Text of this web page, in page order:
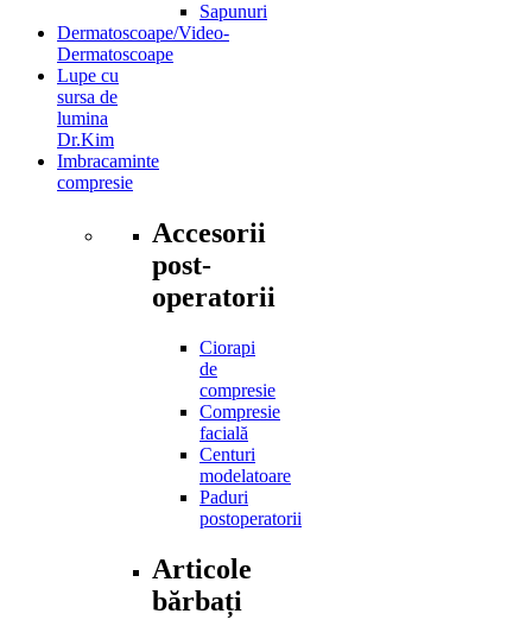
Sapunuri
Dermatoscoape/Video-
Dermatoscoape
Lupe cu
sursa de
lumina
Dr.Kim
Imbracaminte
compresie
Accesorii
post-
operatorii
Ciorapi
de
compresie
Compresie
facială
Centuri
modelatoare
Paduri
postoperatorii
Articole
bărbați